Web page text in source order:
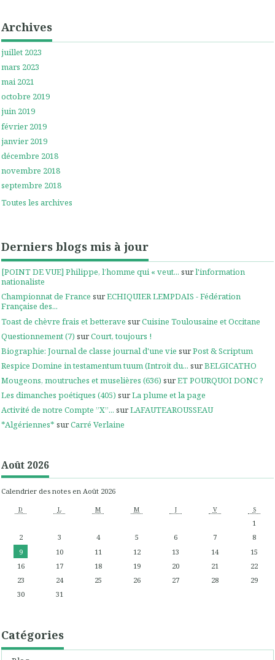
Archives
juillet 2023
mars 2023
mai 2021
octobre 2019
juin 2019
février 2019
janvier 2019
décembre 2018
novembre 2018
septembre 2018
Toutes les archives
Derniers blogs mis à jour
[POINT DE VUE] Philippe, l’homme qui « veut... surl'information
nationaliste
Championnat de France surECHIQUIER LEMPDAIS - Fédération
Française des...
Toast de chèvre frais et betterave surCuisine Toulousaine et Occitane
Questionnement (7) surCourt, toujours !
Biographie: Journal de classe journal d'une vie surPost & Scriptum
Respice Domine in testamentum tuum (Introit du... surBELGICATHO
Mougeons, moutruches et muselières (636) surET POURQUOI DONC ?
Les dimanches poétiques (405) surLa plume et la page
Activité de notre Compte ”X”... surLAFAUTEAROUSSEAU
*Algériennes* surCarré Verlaine
Août 2026
Calendrier des notes en Août 2026
D L M M J V S
1
2
3 4 5 6 7
8
9
10 11 12 13 14
15
16
17 18 19 20 21
22
23
24 25 26 27 28
29
30
31
Catégories